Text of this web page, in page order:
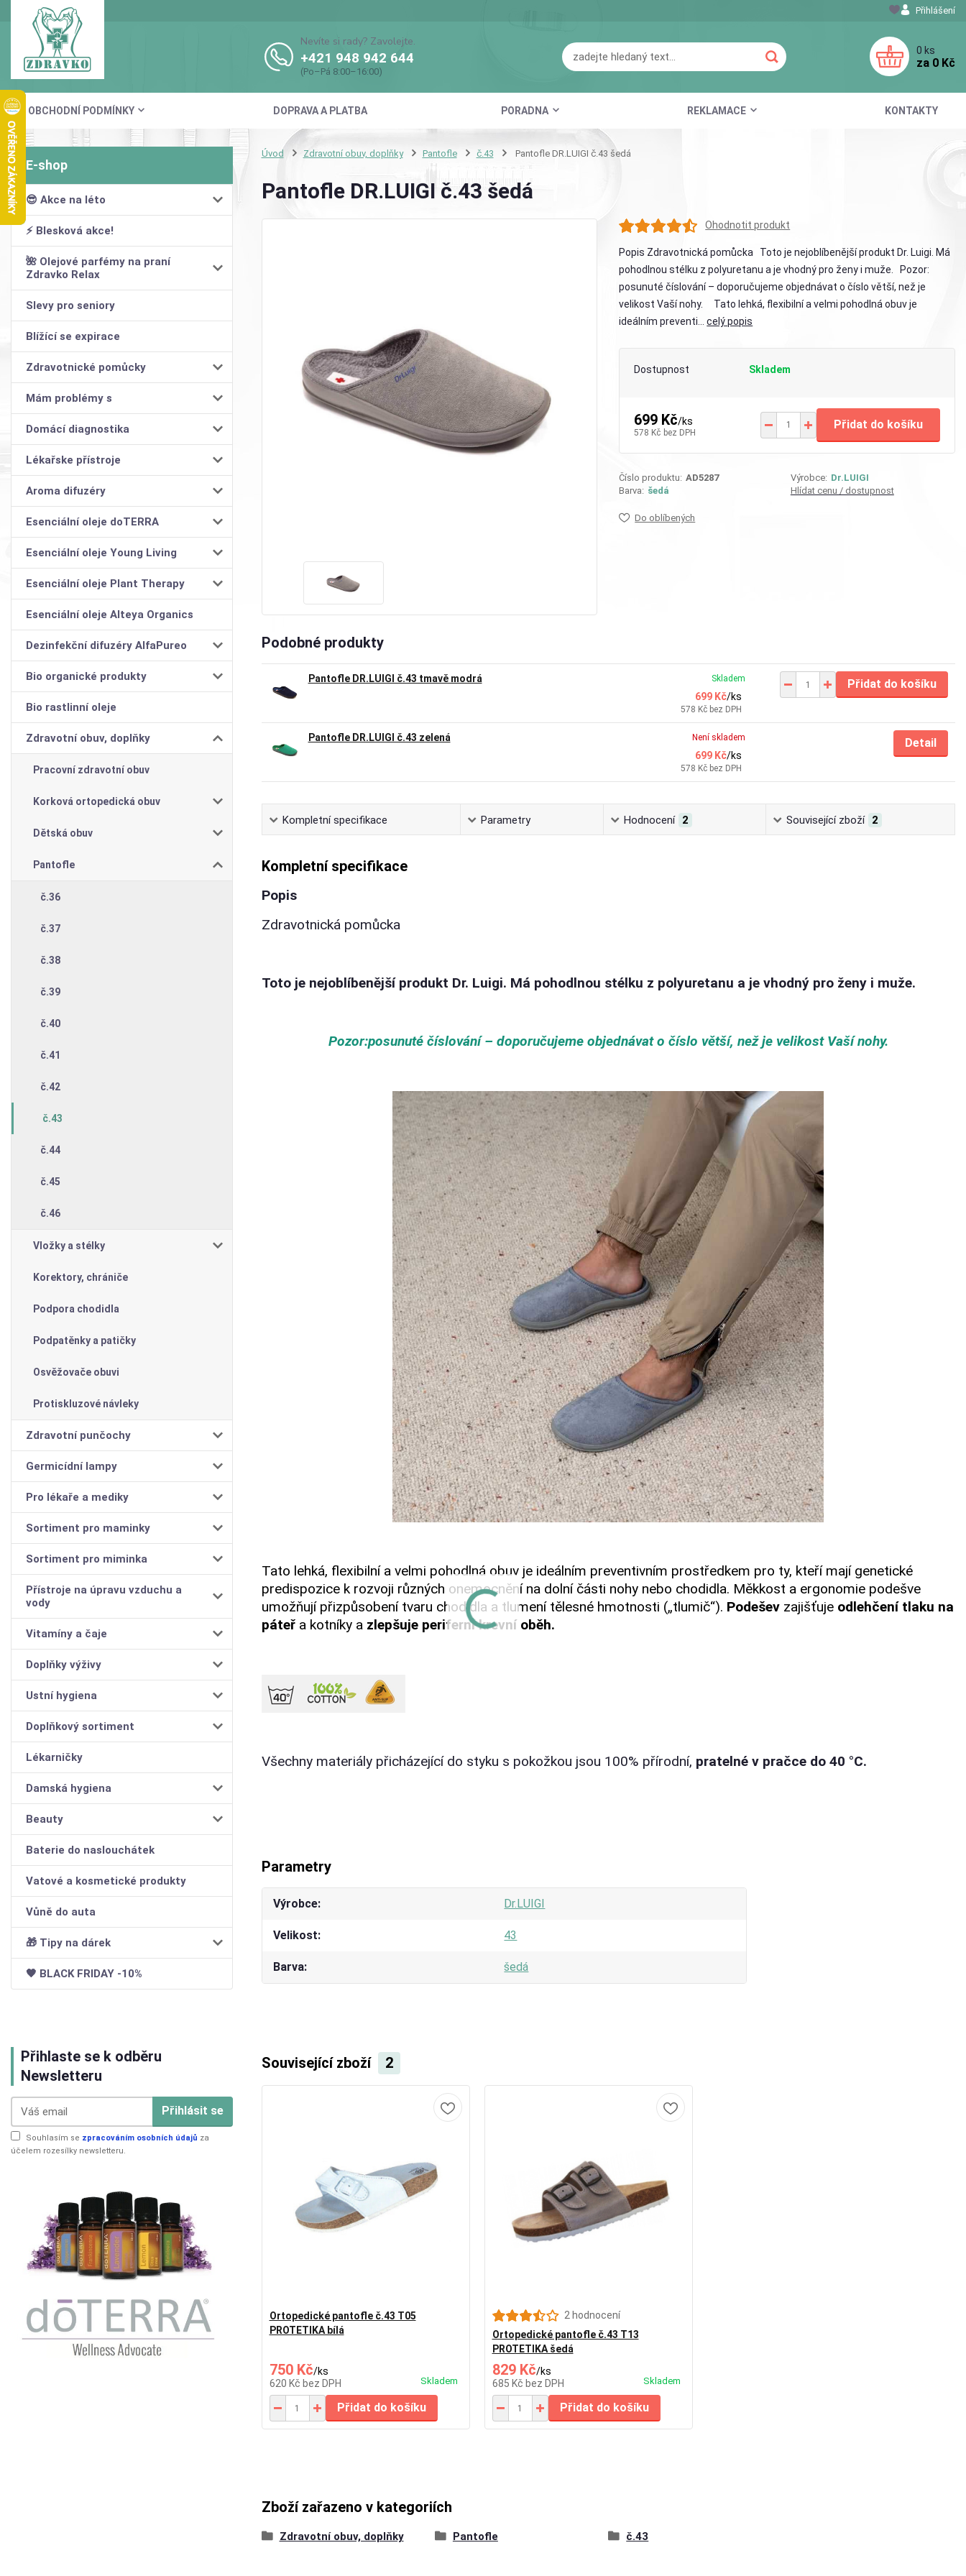
OBCHODNÍ PODMÍNKY DOPRAVA A PLATBA PORADNA REKLAMACE KONTAKTY
Přihlášení
Nevíte si rady? Zavolejte.
+421 948 942 644
(Po–Pá 8:00–16:00)
0 ks
za 0 Kč
😎 Akce na léto
⚡ Blesková akce!
🌺 Olejové parfémy na praní
Zdravko Relax
Slevy pro seniory
Blížící se expirace
Zdravotnické pomůcky
Mám problémy s
Domácí diagnostika
Lékařske přístroje
Aroma difuzéry
Esenciální oleje doTERRA
Esenciální oleje Young Living
Esenciální oleje Plant Therapy
Esenciální oleje Alteya Organics
Dezinfekční difuzéry AlfaPureo
Bio organické produkty
Bio rastlinní oleje
Zdravotní obuv, doplňky
Pracovní zdravotní obuv
Korková ortopedická obuv
Dětská obuv
Pantofle
č.36
č.37
č.38
č.39
č.40
č.41
č.42
č.43
č.44
č.45
č.46
Vložky a stélky
Korektory, chrániče
Podpora chodidla
Podpatěnky a patičky
Osvěžovače obuvi
Protiskluzové návleky
Zdravotní punčochy
Germicídní lampy
Pro lékaře a mediky
Sortiment pro maminky
Sortiment pro miminka
Přístroje na úpravu vzduchu a
vody
Vitamíny a čaje
Doplňky výživy
Ustní hygiena
Doplňkový sortiment
Lékarničky
Damská hygiena
Beauty
Baterie do naslouchátek
Vatové a kosmetické produkty
Vůně do auta
🎁 Tipy na dárek
🖤 BLACK FRIDAY -10%
Přihlaste se k odběru
Newsletteru
Přihlásit se
Souhlasím se zpracováním osobních údajů za
účelem rozesílky newsletteru.
Úvod Zdravotní obuv, doplňky Pantofle č.43 Pantofle DR.LUIGI č.43 šedá
Pantofle DR.LUIGI č.43 šedá
Ohodnotit produkt
Popis Zdravotnická pomůcka Toto je nejoblíbenější produkt Dr. Luigi. Má
pohodlnou stélku z polyuretanu a je vhodný pro ženy i muže. Pozor:
posunuté číslování – doporučujeme objednávat o číslo větší, než je
velikost Vaší nohy. Tato lehká, flexibilní a velmi pohodlná obuv je
ideálním preventi...celý popis
Dostupnost Skladem
699 Kč/ks
578 Kč bez DPH
Přidat do košíku
Číslo produktu: AD5287 Výrobce: Dr.LUIGI
Barva: šedá Hlídat cenu / dostupnost
Do oblíbených
Podobné produkty
Pantofle DR.LUIGI č.43 tmavě modrá
699 Kč/ks
578 Kč bez DPH
Skladem Přidat do košíku
Pantofle DR.LUIGI č.43 zelená
699 Kč/ks
578 Kč bez DPH
Není skladem Detail
Kompletní specifikace Parametry Hodnocení 2 Související zboží 2
Kompletní specifikace
Popis
Zdravotnická pomůcka
Toto je nejoblíbenější produkt Dr. Luigi. Má pohodlnou stélku z polyuretanu a je vhodný pro ženy i muže.
Pozor:posunuté číslování – doporučujeme objednávat o číslo větší, než je velikost Vaší nohy.
Tato lehká, flexibilní a velmi pohodlná obuv je ideálním preventivním prostředkem pro ty, kteří mají genetické
predispozice k rozvoji různých onemocnění na dolní části nohy nebo chodidla. Měkkost a ergonomie podešve
umožňují přizpůsobení tvaru chodidla a tlumení tělesné hmotnosti („tlumič“). Podešev zajišťuje odlehčení tlaku na
páteřa kotníky a zlepšuje periferní krevní oběh.
Všechny materiály přicházející do styku s pokožkou jsou 100% přírodní, pratelné v pračce do 40 °C.
Parametry
Výrobce Dr.LUIGI
Velikost 43
Barva šedá
Související zboží 2
Ortopedické pantofle č.43 T05
PROTETIKA bílá
750 Kč/ks
620 Kč bez DPH Skladem
Přidat do košíku
2 hodnocení
Ortopedické pantofle č.43 T13
PROTETIKA šedá
829 Kč/ks
685 Kč bez DPH Skladem
Přidat do košíku
Zboží zařazeno v kategoriích
Zdravotní obuv, doplňky Pantofle č.43